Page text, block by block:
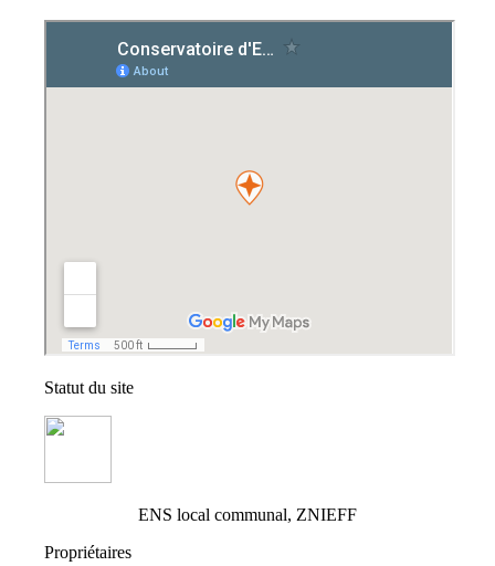
Statut du site
ENS local communal, ZNIEFF
Propriétaires